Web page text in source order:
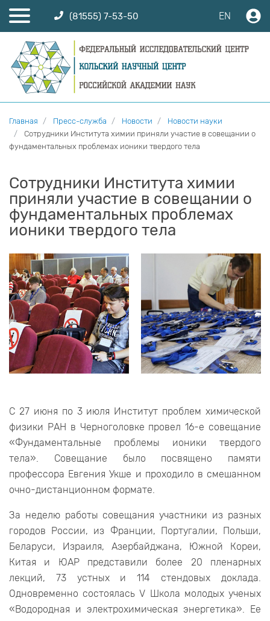
(81555) 7-53-50 EN
Главная Пресс-служба Новости
Новости науки
Сотрудники Института химии приняли участие в совещании о
фундаментальных проблемах ионики твердого тела
Сотрудники Института химии
приняли участие в совещании о
фундаментальных проблемах
ионики твердого тела
С 27 июня по 3 июля Институт проблем химической
физики РАН в Черноголовке провел 16-е совещание
«Фундаментальные проблемы ионики твердого
тела». Совещание было посвящено памяти
профессора Евгения Укше и проходило в смешанном
очно-дистанционном формате.
За неделю работы совещания участники из разных
городов России, из Франции, Португалии, Польши,
Беларуси, Израиля, Азербайджана, Южной Кореи,
Китая и ЮАР представили более 20 пленарных
лекций, 73 устных и 114 стендовых доклада.
Одновременно состоялась V Школа молодых ученых
«Водородная и электрохимическая энергетика». Ее